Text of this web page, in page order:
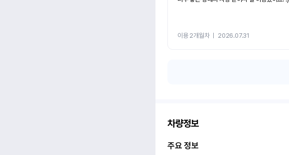
이용 2개월차ㅣ 2026.07.31
차량정보
주요 정보